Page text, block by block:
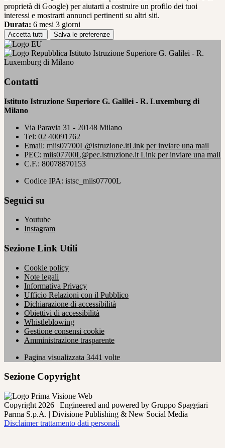
proprietà di Google) per aiutarti a costruire un profilo dei tuoi
interessi e mostrarti annunci pertinenti su altri siti.
Durata: 6 mesi 3 giorni
Accetta tutti Salva le preferenze
Istituto Istruzione Superiore G. Galilei - R.
Luxemburg di Milano
Contatti
Istituto Istruzione Superiore G. Galilei - R. Luxemburg di
Milano
Via Paravia 31 - 20148 Milano
Tel: 02 40091762
Email: miis07700L@istruzione.itLink per inviare una mail
PEC: miis07700L@pec.istruzione.it Link per inviare una mail
C.F.: 80078870153
Codice IPA: istsc_miis07700L
Seguici su
Youtube
Instagram
Sezione Link Utili
Cookie policy
Note legali
Informativa Privacy
Ufficio Relazioni con il Pubblico
Dichiarazione di accessibilità
Obiettivi di accessibilità
Whistleblowing
Gestione consensi cookie
Amministrazione trasparente
Pagina visualizzata 3441 volte
Sezione Copyright
Copyright 2026 | Engineered and powered by Gruppo Spaggiari
Parma S.p.A. | Divisione Publishing & New Social Media
Disclaimer trattamento dati personali